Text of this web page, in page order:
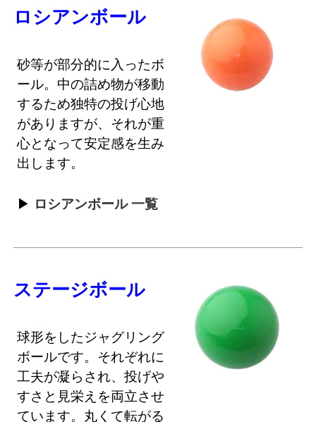
ロシアンボール
砂等が部分的に入ったボ
ール。中の詰め物が移動
するため独特の投げ心地
がありますが、それが重
心となって安定感を生み
出します。
ロシアンボール 一覧
ステージボール
球形をしたジャグリング
ボールです。それぞれに
工夫が凝らされ、投げや
すさと見栄えを両立させ
ています。丸くて転がる